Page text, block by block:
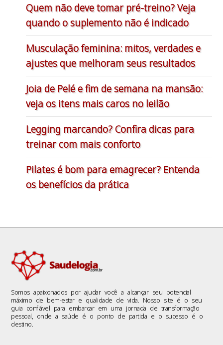
Quem não deve tomar pré-treino? Veja
quando o suplemento não é indicado
Musculação feminina: mitos, verdades e
ajustes que melhoram seus resultados
Joia de Pelé e fim de semana na mansão:
veja os itens mais caros no leilão
Legging marcando? Confira dicas para
treinar com mais conforto
Pilates é bom para emagrecer? Entenda
os benefícios da prática
Somos apaixonados por ajudar você a alcançar seu potencial
máximo de bem-estar e qualidade de vida. Nosso site é o seu
guia confiável para embarcar em uma jornada de transformação
pessoal, onde a saúde é o ponto de partida e o sucesso é o
destino.